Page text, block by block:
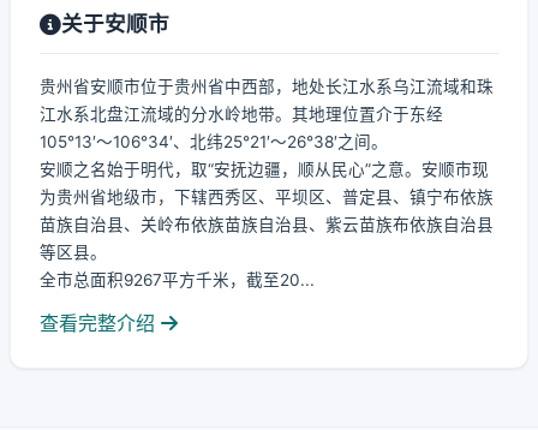
关于安顺市
贵州省安顺市位于贵州省中西部，地处长江水系乌江流域和珠
江水系北盘江流域的分水岭地带。其地理位置介于东经
105°13′～106°34′、北纬25°21′～26°38′之间。
安顺之名始于明代，取“安抚边疆，顺从民心”之意。安顺市现
为贵州省地级市，下辖西秀区、平坝区、普定县、镇宁布依族
苗族自治县、关岭布依族苗族自治县、紫云苗族布依族自治县
等区县。
全市总面积9267平方千米，截至20...
查看完整介绍